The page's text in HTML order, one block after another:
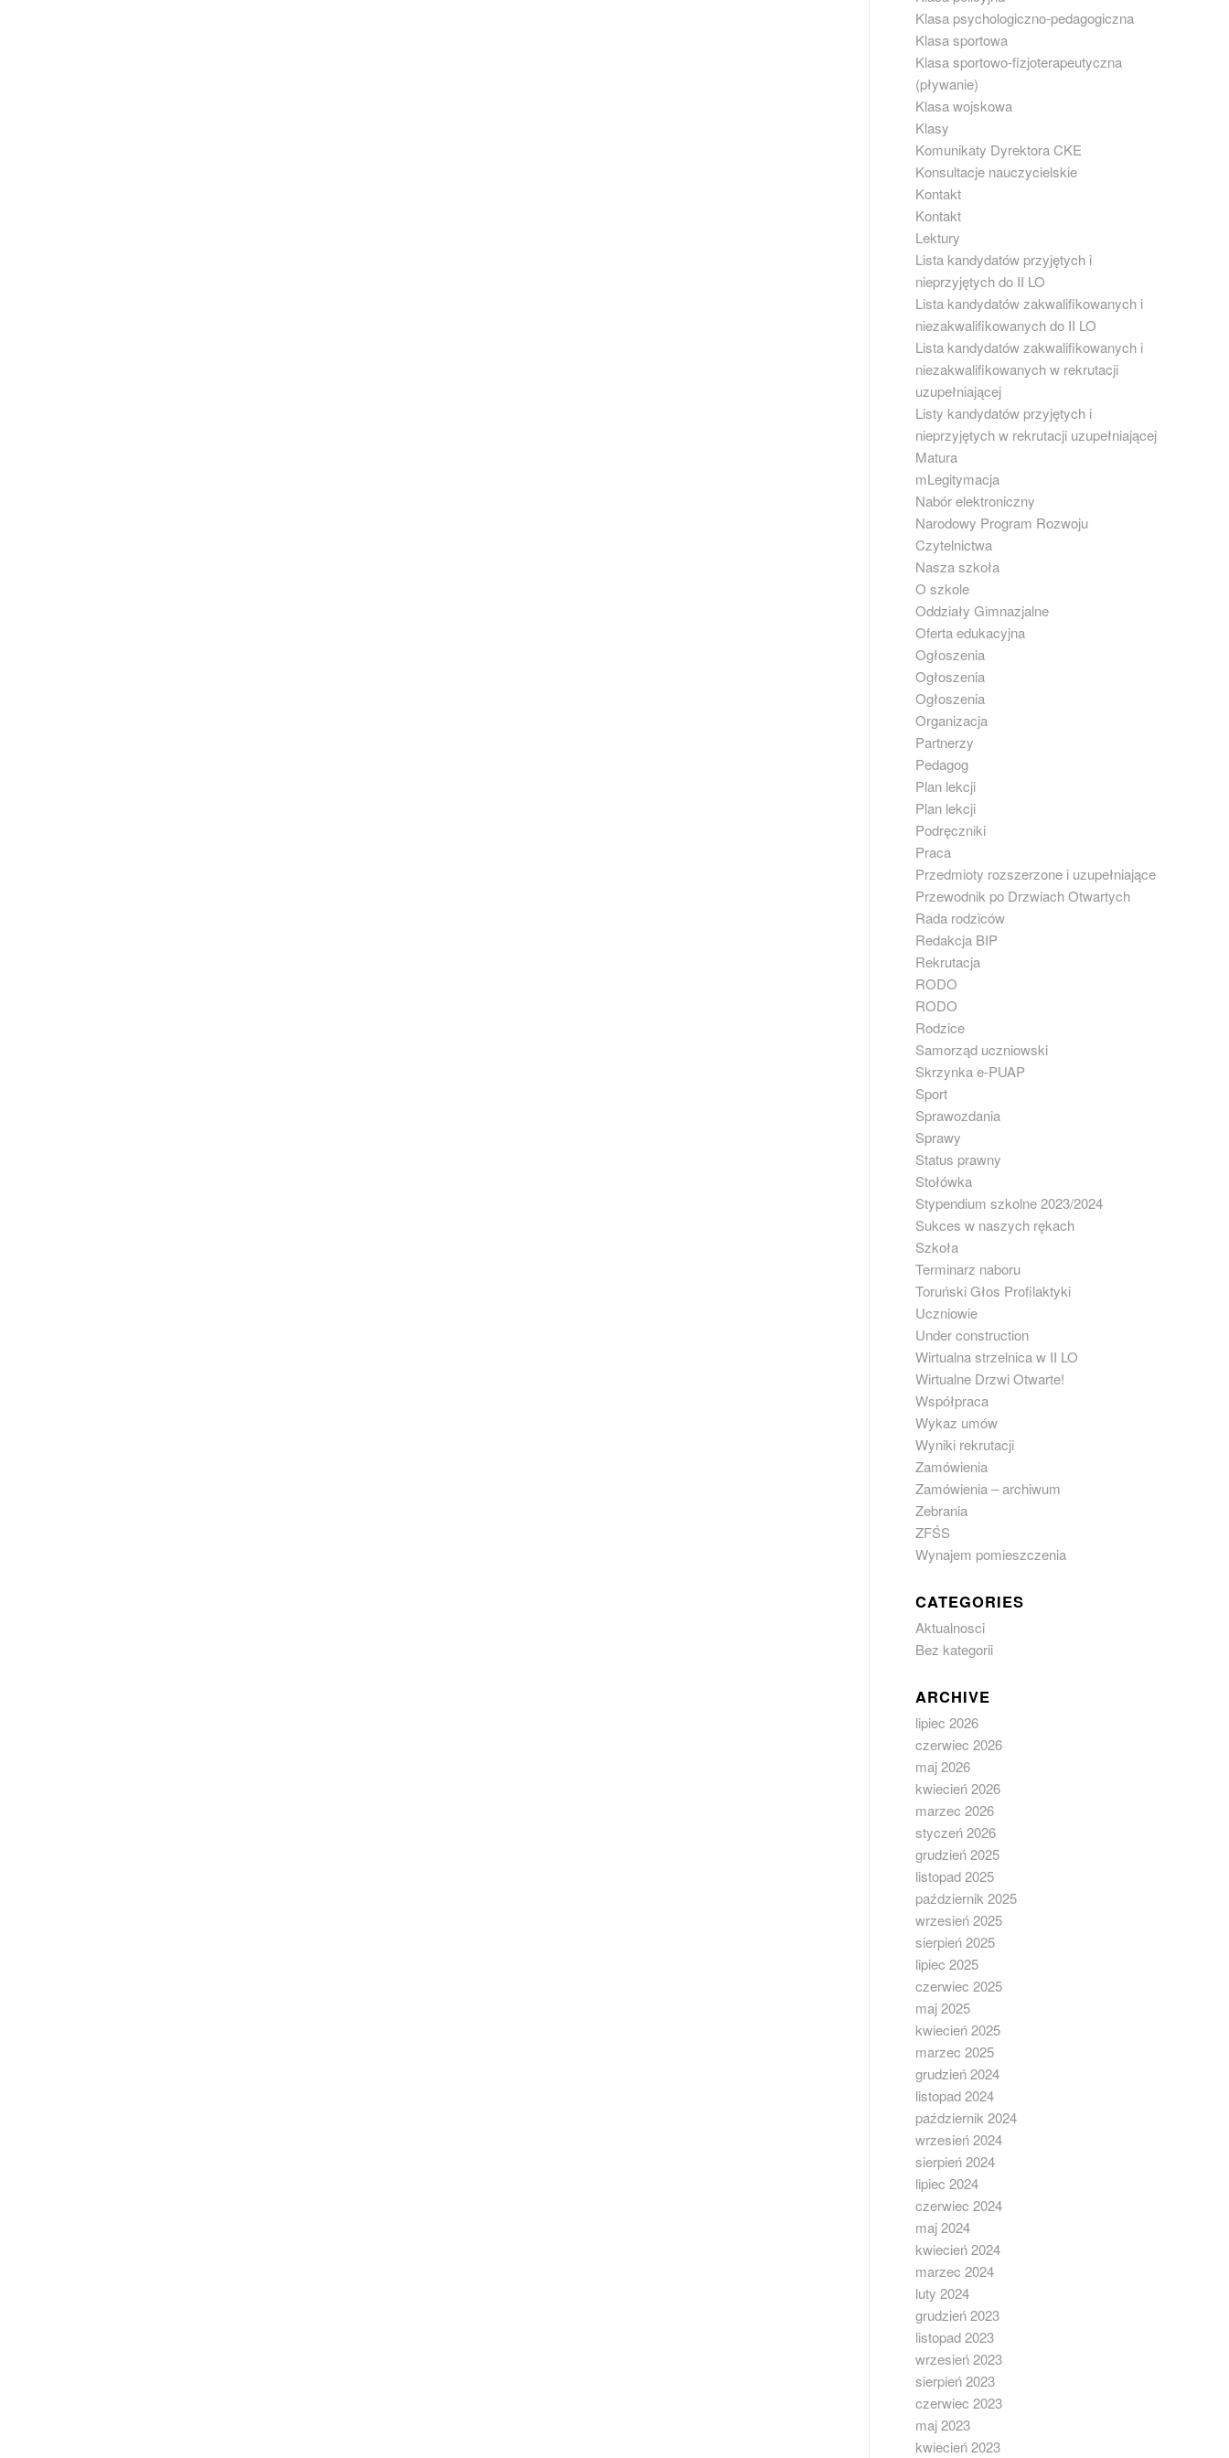
Klasa psychologiczno-pedagogiczna
Klasa sportowa
Klasa sportowo-fizjoterapeutyczna
(pływanie)
Klasa wojskowa
Klasy
Komunikaty Dyrektora CKE
Konsultacje nauczycielskie
Kontakt
Kontakt
Lektury
Lista kandydatów przyjętych i
nieprzyjętych do II LO
Lista kandydatów zakwalifikowanych i
niezakwalifikowanych do II LO
Lista kandydatów zakwalifikowanych i
niezakwalifikowanych w rekrutacji
uzupełniającej
Listy kandydatów przyjętych i
nieprzyjętych w rekrutacji uzupełniającej
Matura
mLegitymacja
Nabór elektroniczny
Narodowy Program Rozwoju
Czytelnictwa
Nasza szkoła
O szkole
Oddziały Gimnazjalne
Oferta edukacyjna
Ogłoszenia
Ogłoszenia
Ogłoszenia
Organizacja
Partnerzy
Pedagog
Plan lekcji
Plan lekcji
Podręczniki
Praca
Przedmioty rozszerzone i uzupełniające
Przewodnik po Drzwiach Otwartych
Rada rodziców
Redakcja BIP
Rekrutacja
RODO
RODO
Rodzice
Samorząd uczniowski
Skrzynka e-PUAP
Sport
Sprawozdania
Sprawy
Status prawny
Stołówka
Stypendium szkolne 2023/2024
Sukces w naszych rękach
Szkoła
Terminarz naboru
Toruński Głos Profilaktyki
Uczniowie
Under construction
Wirtualna strzelnica w II LO
Wirtualne Drzwi Otwarte!
Współpraca
Wykaz umów
Wyniki rekrutacji
Zamówienia
Zamówienia – archiwum
Zebrania
ZFŚS
Wynajem pomieszczenia
CATEGORIES
Aktualnosci
Bez kategorii
ARCHIVE
lipiec 2026
czerwiec 2026
maj 2026
kwiecień 2026
marzec 2026
styczeń 2026
grudzień 2025
listopad 2025
październik 2025
wrzesień 2025
sierpień 2025
lipiec 2025
czerwiec 2025
maj 2025
kwiecień 2025
marzec 2025
grudzień 2024
listopad 2024
październik 2024
wrzesień 2024
sierpień 2024
lipiec 2024
czerwiec 2024
maj 2024
kwiecień 2024
marzec 2024
luty 2024
grudzień 2023
listopad 2023
wrzesień 2023
sierpień 2023
czerwiec 2023
maj 2023
kwiecień 2023